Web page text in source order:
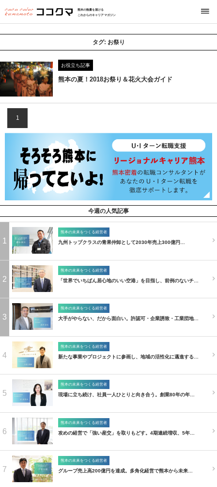
熊本の熱量を届ける
これからのキャリアマガジン
タグ: お祭り
お役立ち記事
熊本の夏！2018お祭り＆花火大会ガイド
1
今週の人気記事
1
熊本の未来をつくる経営者
九州トップクラスの青果仲卸として2030年売上300億円…
2
熊本の未来をつくる経営者
「世界でいちばん居心地のいい空港」を目指し、前例のないチ…
3
熊本の未来をつくる経営者
大手がやらない、だから面白い。許認可・企業誘致・工業団地…
4
熊本の未来をつくる経営者
新たな事業やプロジェクトに参画し、地域の活性化に邁進する…
5
熊本の未来をつくる経営者
現場に立ち続け、社員一人ひとりと向き合う。創業80年の年…
6
熊本の未来をつくる経営者
攻めの経営で「強い産交」を取りもどす。4期連続増収、5年…
7
熊本の未来をつくる経営者
グループ売上高200億円を達成。多角化経営で熊本から未来…